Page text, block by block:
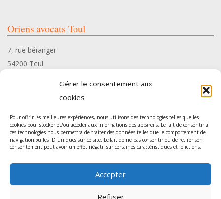
Gérer le consentement aux
cookies
Pour offrir les meilleures expériences, nous utilisons des technologies telles que les
cookies pour stocker et/ou accéder aux informations des appareils. Le fait de consentir à
ces technologies nous permettra de traiter des données telles que le comportement de
navigation ou les ID uniques sur ce site. Le fait de ne pas consentir ou de retirer son
consentement peut avoir un effet négatif sur certaines caractéristiques et fonctions.
Accepter
Refuser
Oriens avocats Toul
7, rue béranger
54200 Toul
Oriens avocats Pont-à-Mousson
54, rue Gambetta
Tél. 03 83 35 34 10